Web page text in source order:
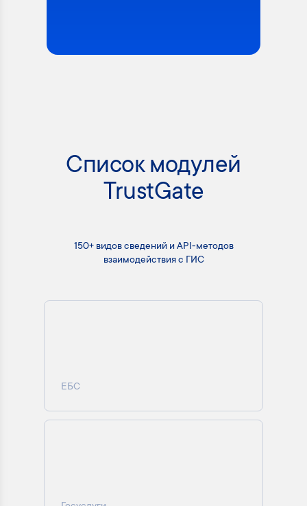
Список модулей
TrustGate
150+ видов сведений и API-методов
взаимодействия с ГИС
ЕБС